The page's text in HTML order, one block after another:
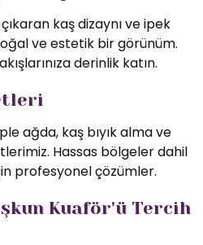
kaş dizaynı ve ipek
ve estetik bir görünüm.
derinlik katın.
ağda, kaş bıyık alma ve
Hassas bölgeler dahil
profesyonel çözümler.
Kuaför'ü Tercih